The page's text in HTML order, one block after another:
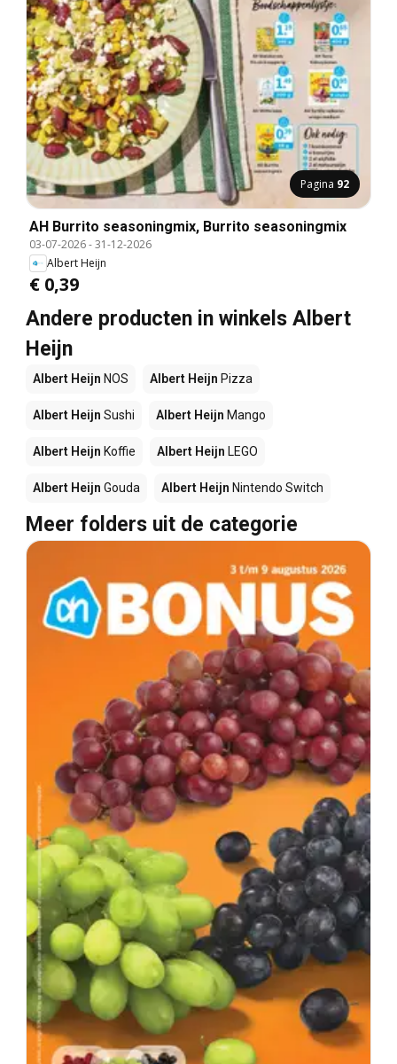
Pagina 92
AH Burrito seasoningmix, Burrito seasoningmix
03-07-2026-31-12-2026
Albert Heijn
€ 0,39
Andere producten in winkels Albert
Heijn
Albert Heijn NOS Albert Heijn Pizza
Albert Heijn Sushi Albert Heijn Mango
Albert Heijn Koffie Albert Heijn LEGO
Albert Heijn Gouda Albert Heijn Nintendo Switch
Meer folders uit de categorie